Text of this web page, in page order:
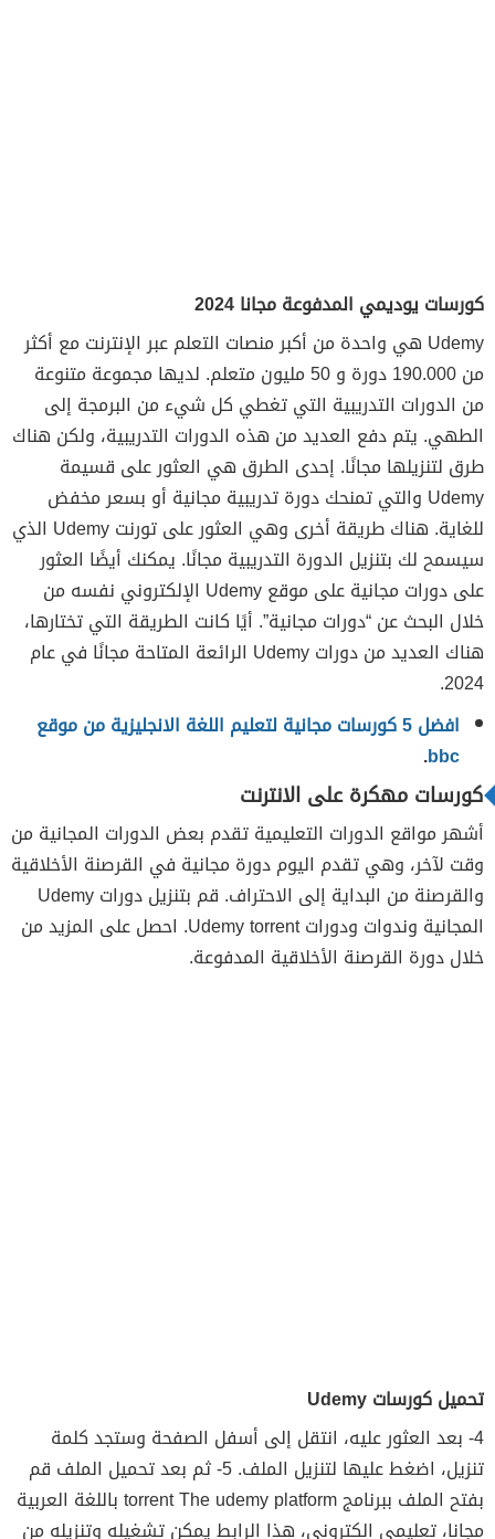
كورسات يوديمي المدفوعة مجانا 2024
Udemy هي واحدة من أكبر منصات التعلم عبر الإنترنت مع أكثر
من 190.000 دورة و 50 مليون متعلم. لديها مجموعة متنوعة
من الدورات التدريبية التي تغطي كل شيء من البرمجة إلى
الطهي. يتم دفع العديد من هذه الدورات التدريبية، ولكن هناك
طرق لتنزيلها مجانًا. إحدى الطرق هي العثور على قسيمة
Udemy والتي تمنحك دورة تدريبية مجانية أو بسعر مخفض
للغاية. هناك طريقة أخرى وهي العثور على تورنت Udemy الذي
سيسمح لك بتنزيل الدورة التدريبية مجانًا. يمكنك أيضًا العثور
على دورات مجانية على موقع Udemy الإلكتروني نفسه من
خلال البحث عن “دورات مجانية”. أيًا كانت الطريقة التي تختارها،
هناك العديد من دورات Udemy الرائعة المتاحة مجانًا في عام
2024.
افضل 5 كورسات مجانية لتعليم اللغة الانجليزية من موقع
bbc
.
كورسات مهكرة على الانترنت
أشهر مواقع الدورات التعليمية تقدم بعض الدورات المجانية من
وقت لآخر، وهي تقدم اليوم دورة مجانية في القرصنة الأخلاقية
والقرصنة من البداية إلى الاحتراف. قم بتنزيل دورات Udemy
المجانية وندوات ودورات Udemy torrent. احصل على المزيد من
خلال دورة القرصنة الأخلاقية المدفوعة.
تحميل كورسات Udemy
4- بعد العثور عليه، انتقل إلى أسفل الصفحة وستجد كلمة
تنزيل، اضغط عليها لتنزيل الملف. 5- ثم بعد تحميل الملف قم
بفتح الملف ببرنامج torrent The udemy platform باللغة العربية
مجانا، تعليمي الكتروني، هذا الرابط يمكن تشغيله وتنزيله من